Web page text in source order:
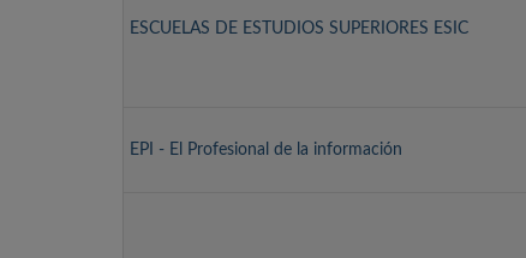
ESCUELAS DE ESTUDIOS SUPERIORES ESIC
EPI - El Profesional de la información